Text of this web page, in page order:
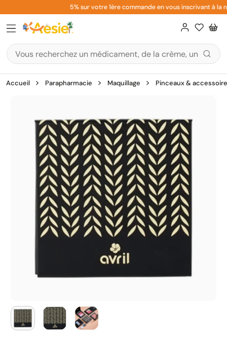
au
contenu
5% sur votre 1ère commande en vous inscrivant à la
Accueil Parapharmacie Maquillage Pinceaux &